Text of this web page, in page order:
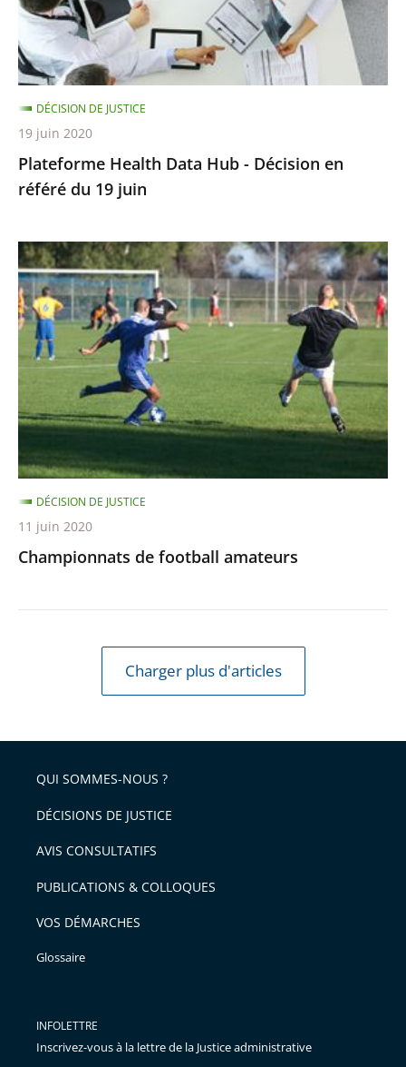
en
référé
du
19
juin
Plateforme Health Data Hub - Décision en
référé du 19 juin
DÉCISION DE JUSTICE
19 juin 2020
Championnats
de
football
amateurs
Championnats de football amateurs
DÉCISION DE JUSTICE
11 juin 2020
Charger plus d'articles
QUI SOMMES-NOUS ?
DÉCISIONS DE JUSTICE
AVIS CONSULTATIFS
PUBLICATIONS & COLLOQUES
VOS DÉMARCHES
Glossaire
INFOLETTRE
Inscrivez-vous à la lettre de la Justice administrative